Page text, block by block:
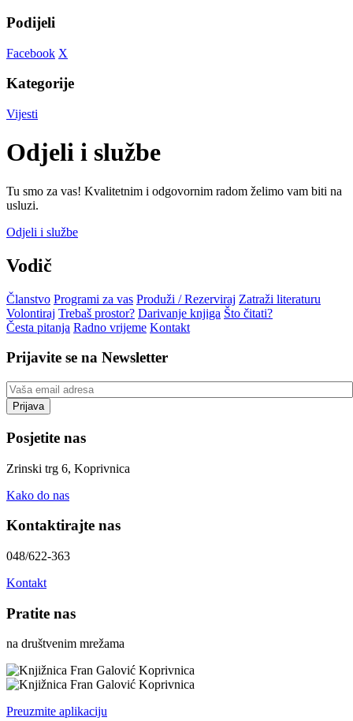
Podijeli
Facebook X
Kategorije
Vijesti
Odjeli i službe
Tu smo za vas! Kvalitetnim i odgovornim radom želimo vam biti na
usluzi.
Odjeli i službe
Vodič
Članstvo Programi za vas Produži / Rezerviraj Zatraži literaturu
Volontiraj Trebaš prostor? Darivanje knjiga Što čitati?
Česta pitanja Radno vrijeme Kontakt
Prijavite se na Newsletter
Posjetite nas
Zrinski trg 6, Koprivnica
Kako do nas
Kontaktirajte nas
048/622-363
Kontakt
Pratite nas
na društvenim mrežama
Preuzmite aplikaciju